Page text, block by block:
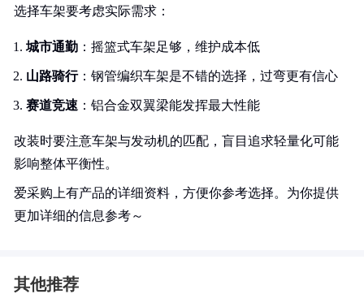
选择车架要考虑实际需求：
城市通勤 ：摇篮式车架足够，维护成本低
山路骑行：钢管编织车架是不错的选择，过弯更有信心
赛道竞速 ：铝合金双翼梁能发挥最大性能
改装时要注意车架与发动机的匹配，盲目追求轻量化可能
影响整体平衡性。
爱采购上有产品的详细资料，方便你参考选择。为你提供
更加详细的信息参考～
其他推荐